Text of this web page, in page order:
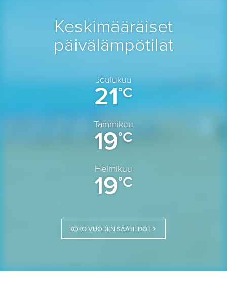
Keskimääräiset
päivälämpötilat
Joulukuu
21°C
Tammikuu
19°C
Helmikuu
19°C
KOKO VUODEN SÄÄTIEDOT